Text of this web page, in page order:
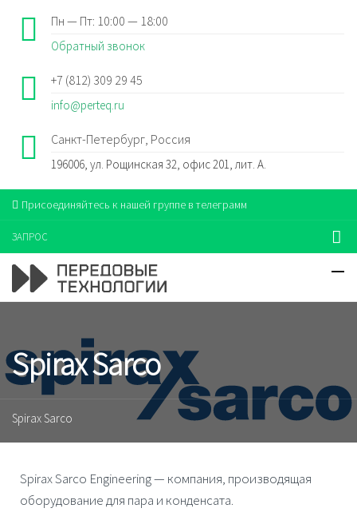
Пн — Пт: 10:00 — 18:00
Обратный звонок
+7 (812) 309 29 45
info@perteq.ru
Санкт-Петербург, Россия
196006, ул. Рощинская 32, офис 201, лит. А.
Присоединяйтесь к нашей группе в телеграмм
ЗАПРОС
Spirax Sarco
Spirax Sarco
Spirax Sarco Engineering— компания, производящая
оборудование для пара и конденсата.